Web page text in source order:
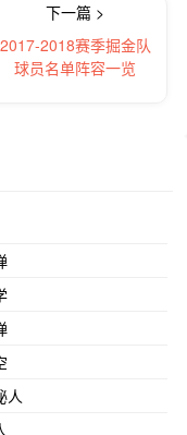
下一篇 >
2017-2018赛季掘金队
球员名单阵容一览
人